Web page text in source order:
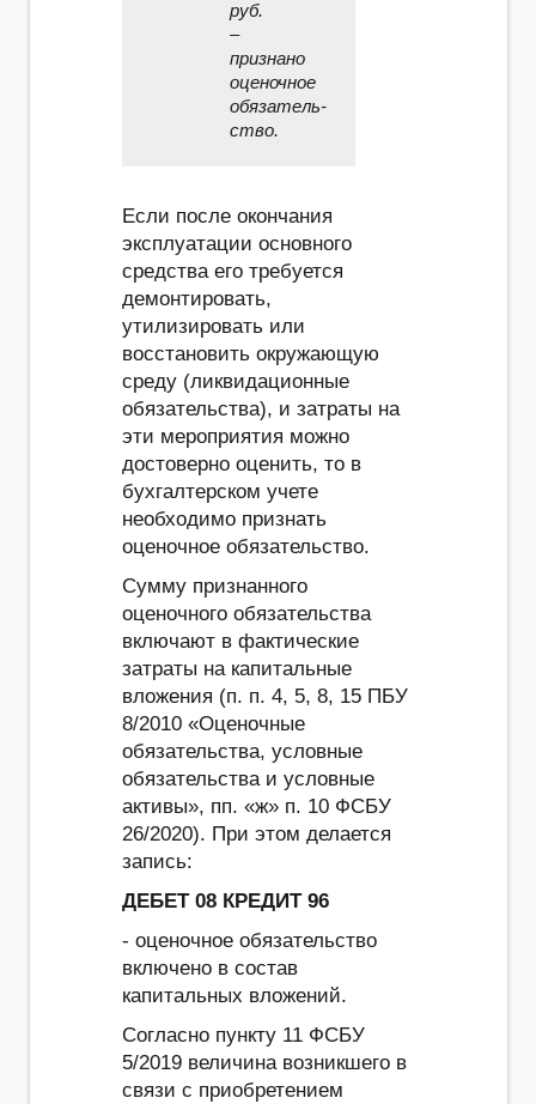
руб.
–
признано
оценочное
обязатель­
ство.
Если после окончания
эксплуатации основного
средства его требуется
демонтировать,
утилизировать или
восстановить окружающую
среду (ликвидационные
обязательства), и затраты на
эти мероприятия можно
достоверно оценить, то в
бухгалтерском учете
необходимо признать
оценочное обязательство.
Сумму признанного
оценочного обязательства
включают в фактические
затраты на капитальные
вложения (п. п. 4, 5, 8, 15 ПБУ
8/2010 «Оценочные
обязательства, условные
обязательства и условные
активы», пп. «ж» п. 10 ФСБУ
26/2020). При этом делается
запись:
ДЕБЕТ 08 КРЕДИТ 96
- оценочное обязательство
включено в состав
капитальных вложений.
Согласно пункту 11 ФСБУ
5/2019 величина возникшего в
связи с приобретением